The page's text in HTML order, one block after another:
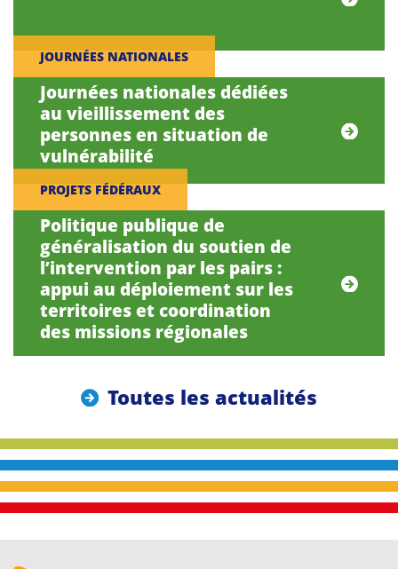
JOURNÉES NATIONALES
Journées nationales dédiées
au vieillissement des
personnes en situation de
vulnérabilité
PROJETS FÉDÉRAUX
Politique publique de
généralisation du soutien de
l’intervention par les pairs :
appui au déploiement sur les
territoires et coordination
des missions régionales
Toutes les actualités